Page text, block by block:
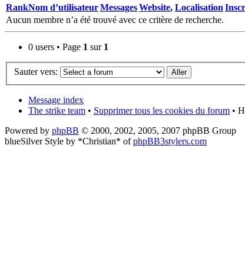
RankNom d’utilisateurMessagesWebsite, Localisation
Aucun membre n’a été trouvé avec ce critère de recherche.
0 users • Page 1 sur 1
Sauter vers:
Message index
The strike team • Supprimer tous les cookies du forum •
Powered by phpBB © 2000, 2002, 2005, 2007 phpBB Group
blueSilver Style by *Christian* ofphpBB3stylers.com